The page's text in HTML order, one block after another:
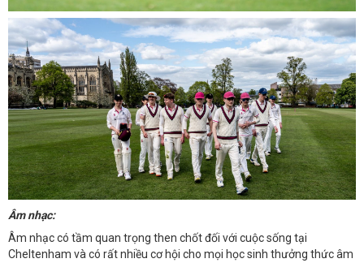
Âm nhạc:
Âm nhạc có tầm quan trọng then chốt đối với cuộc sống tại
Cheltenham và có rất nhiều cơ hội cho mọi học sinh thưởng thức âm